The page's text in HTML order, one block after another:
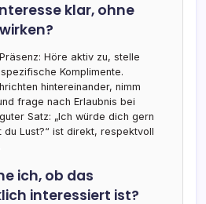
klar, ohne
Höre aktiv zu, stelle
Komplimente.
hintereinander, nimm
frage nach Erlaubnis bei
Satz: „Ich würde dich gern
Lust?“ ist direkt, respektvoll
ich, ob das
interessiert ist?